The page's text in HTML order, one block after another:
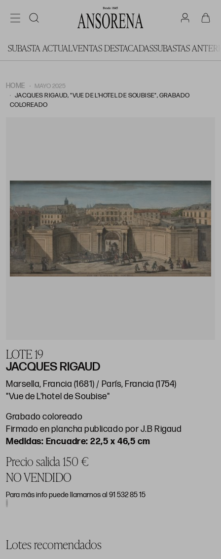
SUBASTA ACTUALVENTAS DESTACADASSUBASTAS
HOME
MAYO 2025
JACQUES RIGAUD, "VUE DE L'HOTEL DE SOUBISE", GRABADO
COLOREADO
LOTE 19
JACQUES RIGAUD
Marsella, Francia (1681) / París, Francia (1754)
"Vue de L'hotel de Soubise"
Grabado coloreado
Firmado en plancha publicado por J.B Rigaud
Encuadre: 22,5 x 46,5 cm
Precio salida 150 €
NO VENDIDO
Para más info puede llamarnos al 91 532 85 15
Lotes recomendados